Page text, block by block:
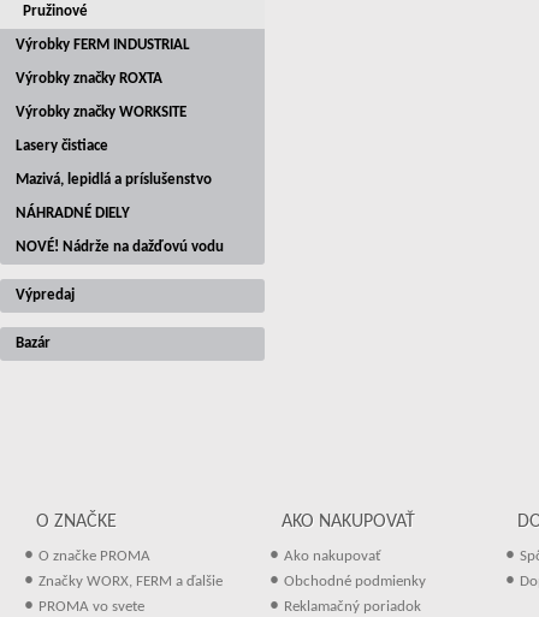
Pružinové
Výrobky FERM INDUSTRIAL
Výrobky značky ROXTA
Výrobky značky WORKSITE
Lasery čistiace
Mazivá, lepidlá a príslušenstvo
NÁHRADNÉ DIELY
NOVÉ! Nádrže na dažďovú vodu
Výpredaj
Bazár
O ZNAČKE
• O značke PROMA
• Značky WORX, FERM a ďalšie
• PROMA vo svete
AKO NAKUPOVAŤ
• Ako nakupovať
• Obchodné podmienky
• Reklamačný poriadok
•
•